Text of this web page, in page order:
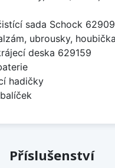
sada Schock
ubrousky, houbička
deska 629159
hadičky
Příslušenství